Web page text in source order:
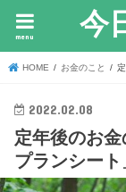
今
menu
HOME お金のこと
2022.02.08
定年後のお
プランシート